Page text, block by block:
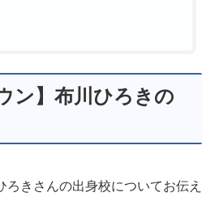
ン】布川ひろきの
ろきさんの出身校についてお伝え